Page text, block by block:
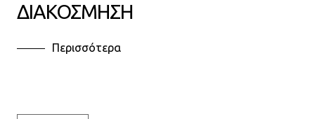
ΔΙΑΚΟΣΜΗΣΗ
Περισσότερα